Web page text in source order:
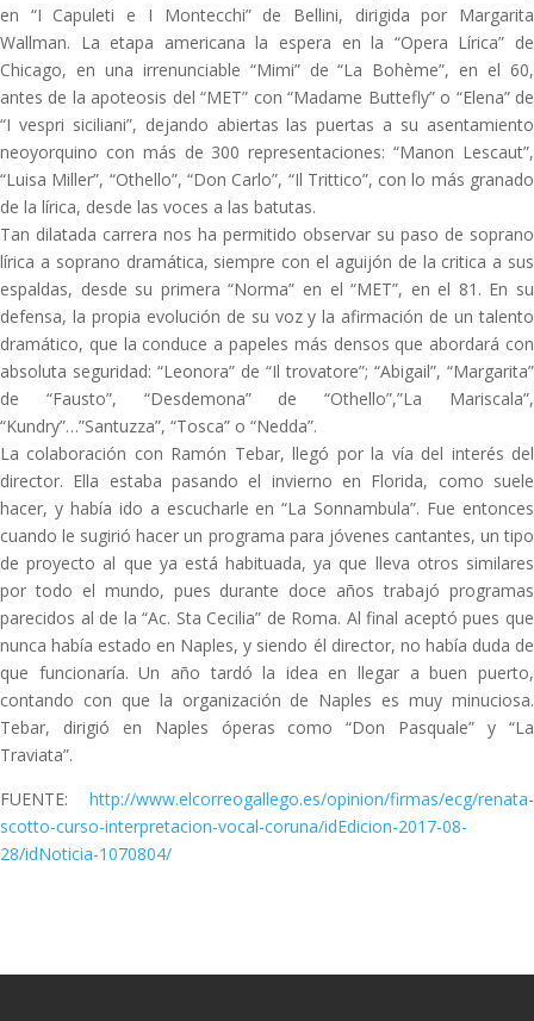
en “I Capuleti e I Montecchi” de Bellini, dirigida por Margarita
Wallman. La etapa americana la espera en la “Opera Lírica” de
Chicago, en una irrenunciable “Mimi” de “La Bohème”, en el 60,
antes de la apoteosis del “MET” con “Madame Buttefly” o “Elena” de
“I vespri siciliani”, dejando abiertas las puertas a su asentamiento
neoyorquino con más de 300 representaciones: “Manon Lescaut”,
“Luisa Miller”, “Othello”, “Don Carlo”, “Il Trittico”, con lo más granado
de la lírica, desde las voces a las batutas.
Tan dilatada carrera nos ha permitido observar su paso de soprano
lírica a soprano dramática, siempre con el aguijón de la critica a sus
espaldas, desde su primera “Norma” en el “MET”, en el 81. En su
defensa, la propia evolución de su voz y la afirmación de un talento
dramático, que la conduce a papeles más densos que abordará con
absoluta seguridad: “Leonora” de “Il trovatore”; “Abigail”, “Margarita”
de “Fausto”, “Desdemona” de “Othello”,”La Mariscala”,
“Kundry”…”Santuzza”, “Tosca” o “Nedda”.
La colaboración con Ramón Tebar, llegó por la vía del interés del
director. Ella estaba pasando el invierno en Florida, como suele
hacer, y había ido a escucharle en “La Sonnambula”. Fue entonces
cuando le sugirió hacer un programa para jóvenes cantantes, un tipo
de proyecto al que ya está habituada, ya que lleva otros similares
por todo el mundo, pues durante doce años trabajó programas
parecidos al de la “Ac. Sta Cecilia” de Roma. Al final aceptó pues que
nunca había estado en Naples, y siendo él director, no había duda de
que funcionaría. Un año tardó la idea en llegar a buen puerto,
contando con que la organización de Naples es muy minuciosa.
Tebar, dirigió en Naples óperas como “Don Pasquale” y “La
Traviata”.
FUENTE: http://www.elcorreogallego.es/opinion/firmas/ecg/renata-
scotto-curso-interpretacion-vocal-coruna/idEdicion-2017-08-
28/idNoticia-1070804/